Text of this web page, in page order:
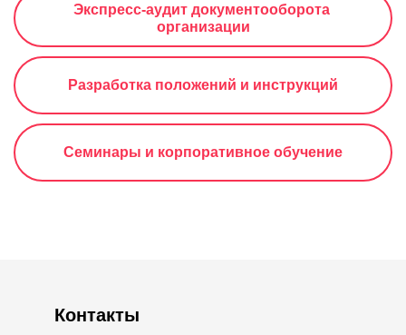
Экспресс-аудит документооборота
организации
Разработка положений и инструкций
Семинары и корпоративное обучение
Контакты